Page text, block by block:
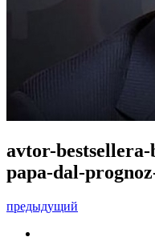
avtor-
papa-dal-
предыдущий